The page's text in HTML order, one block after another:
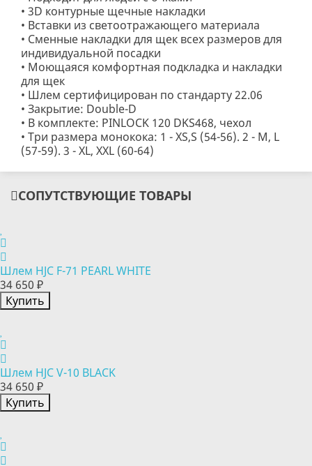
• 3D контурные щечные накладки
• Вставки из светоотражающего материала
• Сменные накладки для щек всех размеров для
индивидуальной посадки
• Моющаяся комфортная подкладка и накладки
для щек
• Шлем сертифицирован по стандарту 22.06
• Закрытие: Double-D
• В комплекте: PINLOCK 120 DKS468, чехол
• Три размера монокока: 1 - XS,S (54-56). 2 - M, L
(57-59). 3 - XL, XXL (60-64)
СОПУТСТВУЮЩИЕ ТОВАРЫ
Шлем HJC F-71 PEARL WHITE
34 650 ₽
Купить
Шлем HJC V-10 BLACK
34 650 ₽
Купить